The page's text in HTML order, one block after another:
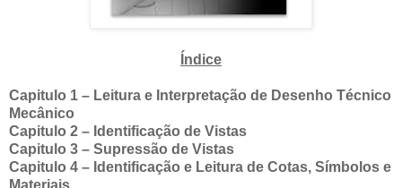
Índice
Capitulo 1 – Leitura e Interpretação de Desenho Técnico
Mecânico
Capitulo 2 – Identificação de Vistas
Capitulo 3 – Supressão de Vistas
Capitulo 4 – Identificação e Leitura de Cotas, Símbolos e
Materiais